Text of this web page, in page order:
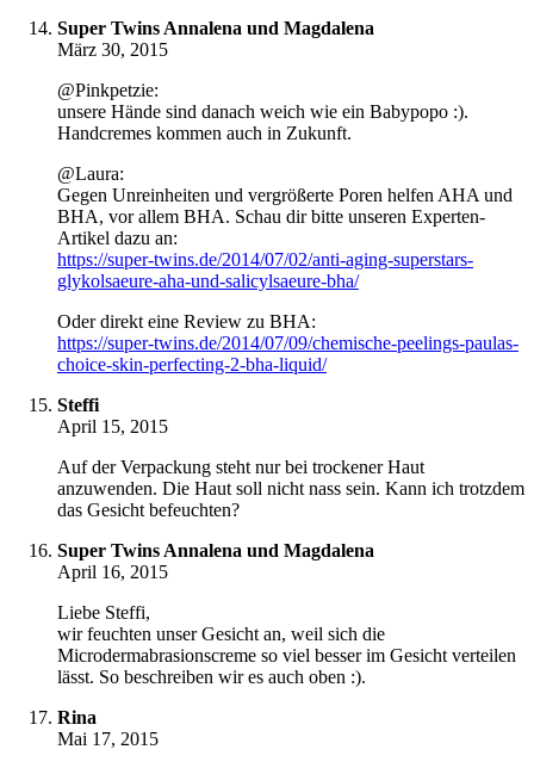
Super Twins Annalena und Magdalena
März 30, 2015
@Pinkpetzie:
unsere Hände sind danach weich wie ein Babypopo :).
Handcremes kommen auch in Zukunft.
@Laura:
Gegen Unreinheiten und vergrößerte Poren helfen AHA und
BHA, vor allem BHA. Schau dir bitte unseren Experten-
Artikel dazu an:
https://super-twins.de/2014/07/02/anti-aging-superstars-
glykolsaeure-aha-und-salicylsaeure-bha/
Oder direkt eine Review zu BHA:
https://super-twins.de/2014/07/09/chemische-peelings-paulas-
choice-skin-perfecting-2-bha-liquid/
Steffi
April 15, 2015
Auf der Verpackung steht nur bei trockener Haut
anzuwenden. Die Haut soll nicht nass sein. Kann ich trotzdem
das Gesicht befeuchten?
Super Twins Annalena und Magdalena
April 16, 2015
Liebe Steffi,
wir feuchten unser Gesicht an, weil sich die
Microdermabrasionscreme so viel besser im Gesicht verteilen
lässt. So beschreiben wir es auch oben :).
Rina
Mai 17, 2015